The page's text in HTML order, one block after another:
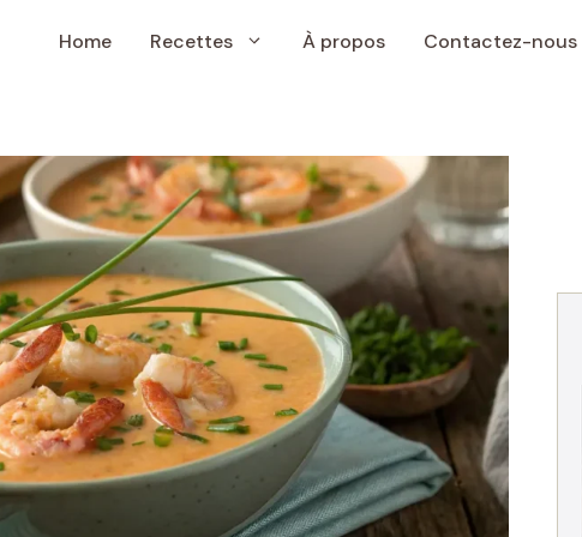
Home Recettes À propos Contactez-nous